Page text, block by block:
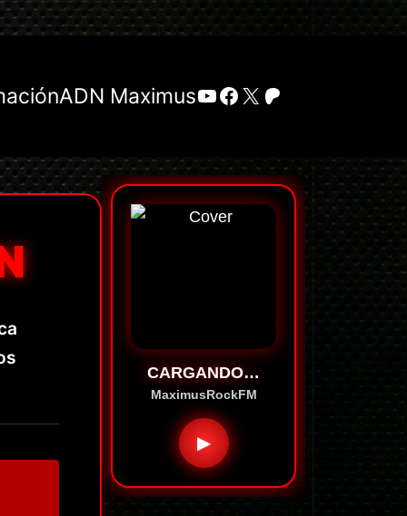
ADN MaximusYouTube
Facebook
X Patreon
CARGANDO…
MaximusRockFM
▶